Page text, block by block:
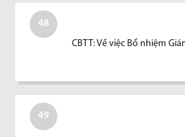
48
CBTT: Về việc Bổ nhiệm
49